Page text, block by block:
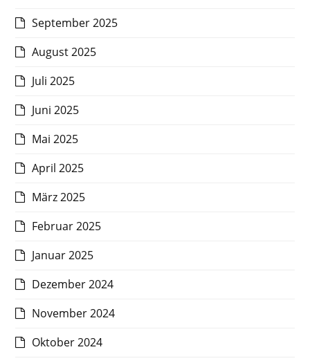
September 2025
August 2025
Juli 2025
Juni 2025
Mai 2025
April 2025
März 2025
Februar 2025
Januar 2025
Dezember 2024
November 2024
Oktober 2024